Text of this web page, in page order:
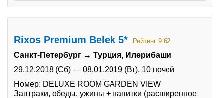
Rixos Premium Belek 5* Рейтинг 9.62
Санкт-Петербург → Турция, Илерибаши
29.12.2018 (Сб) — 08.01.2019 (Вт), 10 ночей
Номер: DELUXE ROOM GARDEN VIEW
Завтраки, обеды, ужины + напитки (расширенное